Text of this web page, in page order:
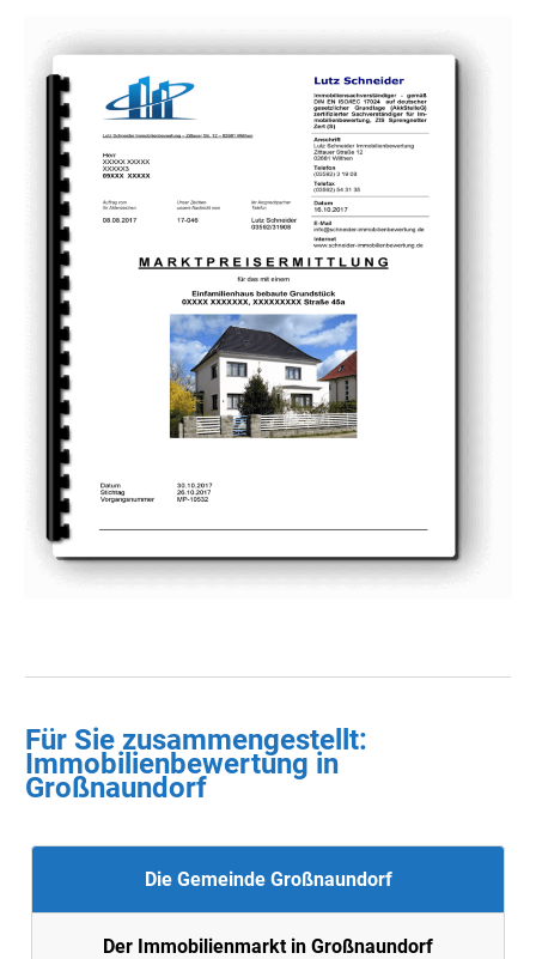
Für Sie zusammengestellt :
Immobilienbewertung in
Großnaundorf
Die Gemeinde Großnaundorf
Der Immobilienmarkt in Großnaundorf